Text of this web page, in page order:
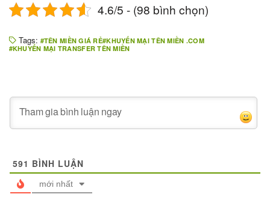
4.6/5 - (98 bình chọn)
Tags: TÊN MIỀN GIÁ RẺ KHUYẾN MẠI TÊN MIỀN .COM
KHUYẾN MẠI TRANSFER TÊN MIỀN
591 BÌNH LUẬN
mới nhất